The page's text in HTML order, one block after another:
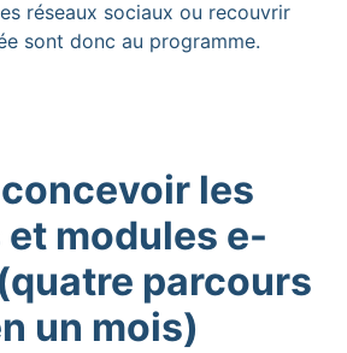
réseaux sociaux ou recouvrir
sont donc au programme.
les
modules e-
parcours
un mois)